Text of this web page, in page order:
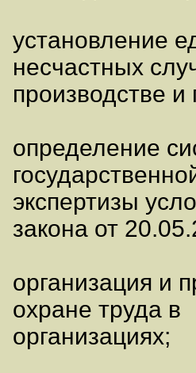
установление
несчастных
производстве
определение
экспертизы
закона от
организация и
охране труда в
организациях;